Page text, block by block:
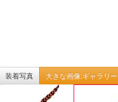
装着写真 大きな画像:ギャラリー